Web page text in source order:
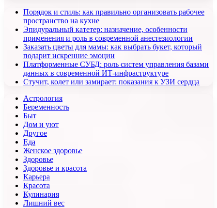
Порядок и стиль: как правильно организовать рабочее
пространство на кухне
Эпидуральный катетер: назначение, особенности
применения и роль в современной анестезиологии
Заказать цветы для мамы: как выбрать букет, который
подарит искренние эмоции
Платформенные СУБД: роль систем управления базами
данных в современной ИТ-инфраструктуре
Стучит, колет или замирает: показания к УЗИ сердца
Астрология
Беременность
Быт
Дом и уют
Другое
Еда
Женское здоровье
Здоровье
Здоровье и красота
Карьера
Красота
Кулинария
Лишний вес